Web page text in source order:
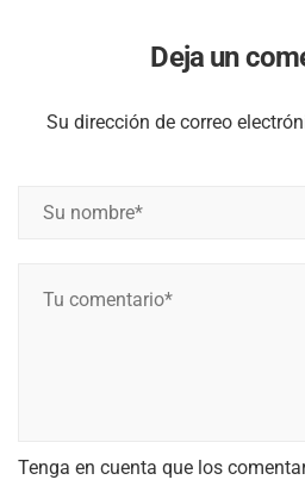
Deja un
Su dirección de correo
Tenga en cuenta que los